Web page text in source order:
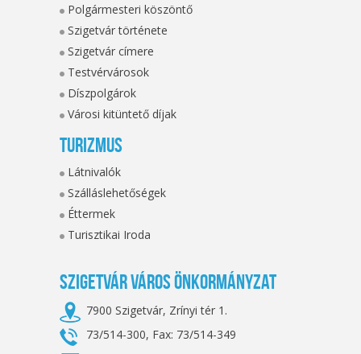
Polgármesteri köszöntő
Szigetvár története
Szigetvár címere
Testvérvárosok
Díszpolgárok
Városi kitüntető díjak
Turizmus
Látnivalók
Szálláslehetőségek
Éttermek
Turisztikai Iroda
Szigetvár Város Önkormányzat
7900 Szigetvár, Zrínyi tér 1.
73/514-300, Fax: 73/514-349